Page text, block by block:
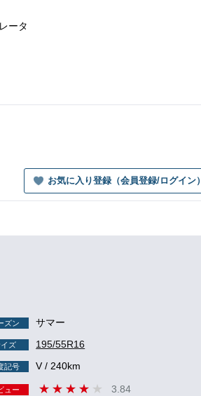
ータ
お気に入り登録（会員登録/ログイン）
ズン サマー
ズ 195/55R16
記号 V / 240km
ュー 3.84